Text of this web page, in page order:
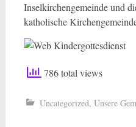
Inselkirchengemeinde und
katholische
786 total views
Uncategorized, Unsere